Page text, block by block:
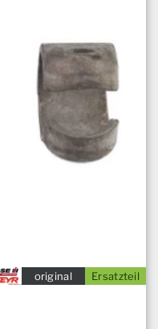
Ersatzteil
original